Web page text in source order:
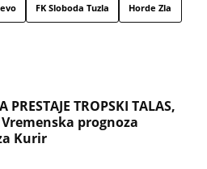
FK Sloboda Tuzla Horde Zla
TROPSKI TALAS,
Vremenska prognoza
Kurir